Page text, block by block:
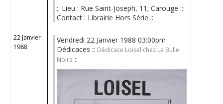
:: Lieu : Rue Saint-Joseph, 11; Carouge ::
Contact : Librairie Hors Série ::
22 Janvier
1988
Vendredi 22 Janvier 1988 03:00pm
Dédicaces :: Dédicace Loisel chez La Bulle
Noire ::